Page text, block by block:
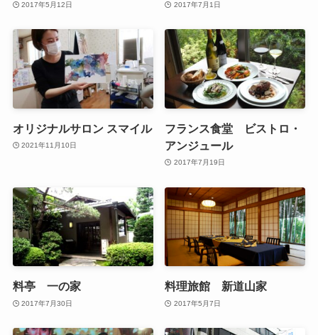
2017年5月12日 2017年7月1日
オリジナルサロン スマイル
2021年11月10日
フランス食堂 ビストロ・
アンジュール
2017年7月19日
料亭 一の家
2017年7月30日
料理旅館 新道山家
2017年5月7日